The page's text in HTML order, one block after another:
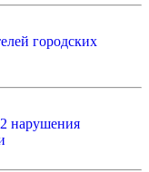
городских
нарушения